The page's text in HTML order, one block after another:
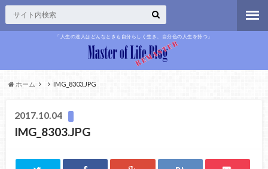
「人生の達人はどんなときも自分らしく生き、自分色の人生を持つ」
ホーム IMG_8303.JPG
2017.10.04
IMG_8303.JPG